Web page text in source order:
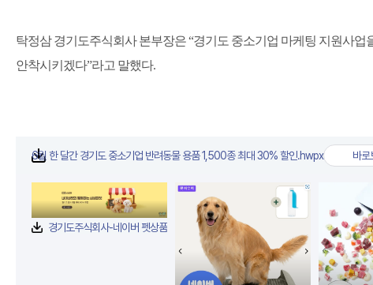
탁정삼 경기도주식회사 본부장은“경기도 중소기업 마케팅 지원사업
안착시키겠다”라고 말했다.
첨부파일
6월 한 달간 경기도 중소기업 반려동물 용품 1,500종 최대 30% 할인.hwpx 바로
6